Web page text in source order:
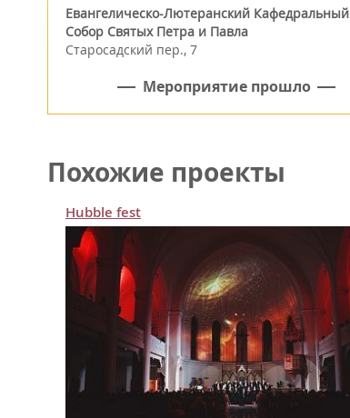
Евангелическо-Лютеранский Кафедральный
Собор Святых Петра и Павла
Старосадский пер., 7
Мероприятие прошло
Похожие проекты
Hubble fest